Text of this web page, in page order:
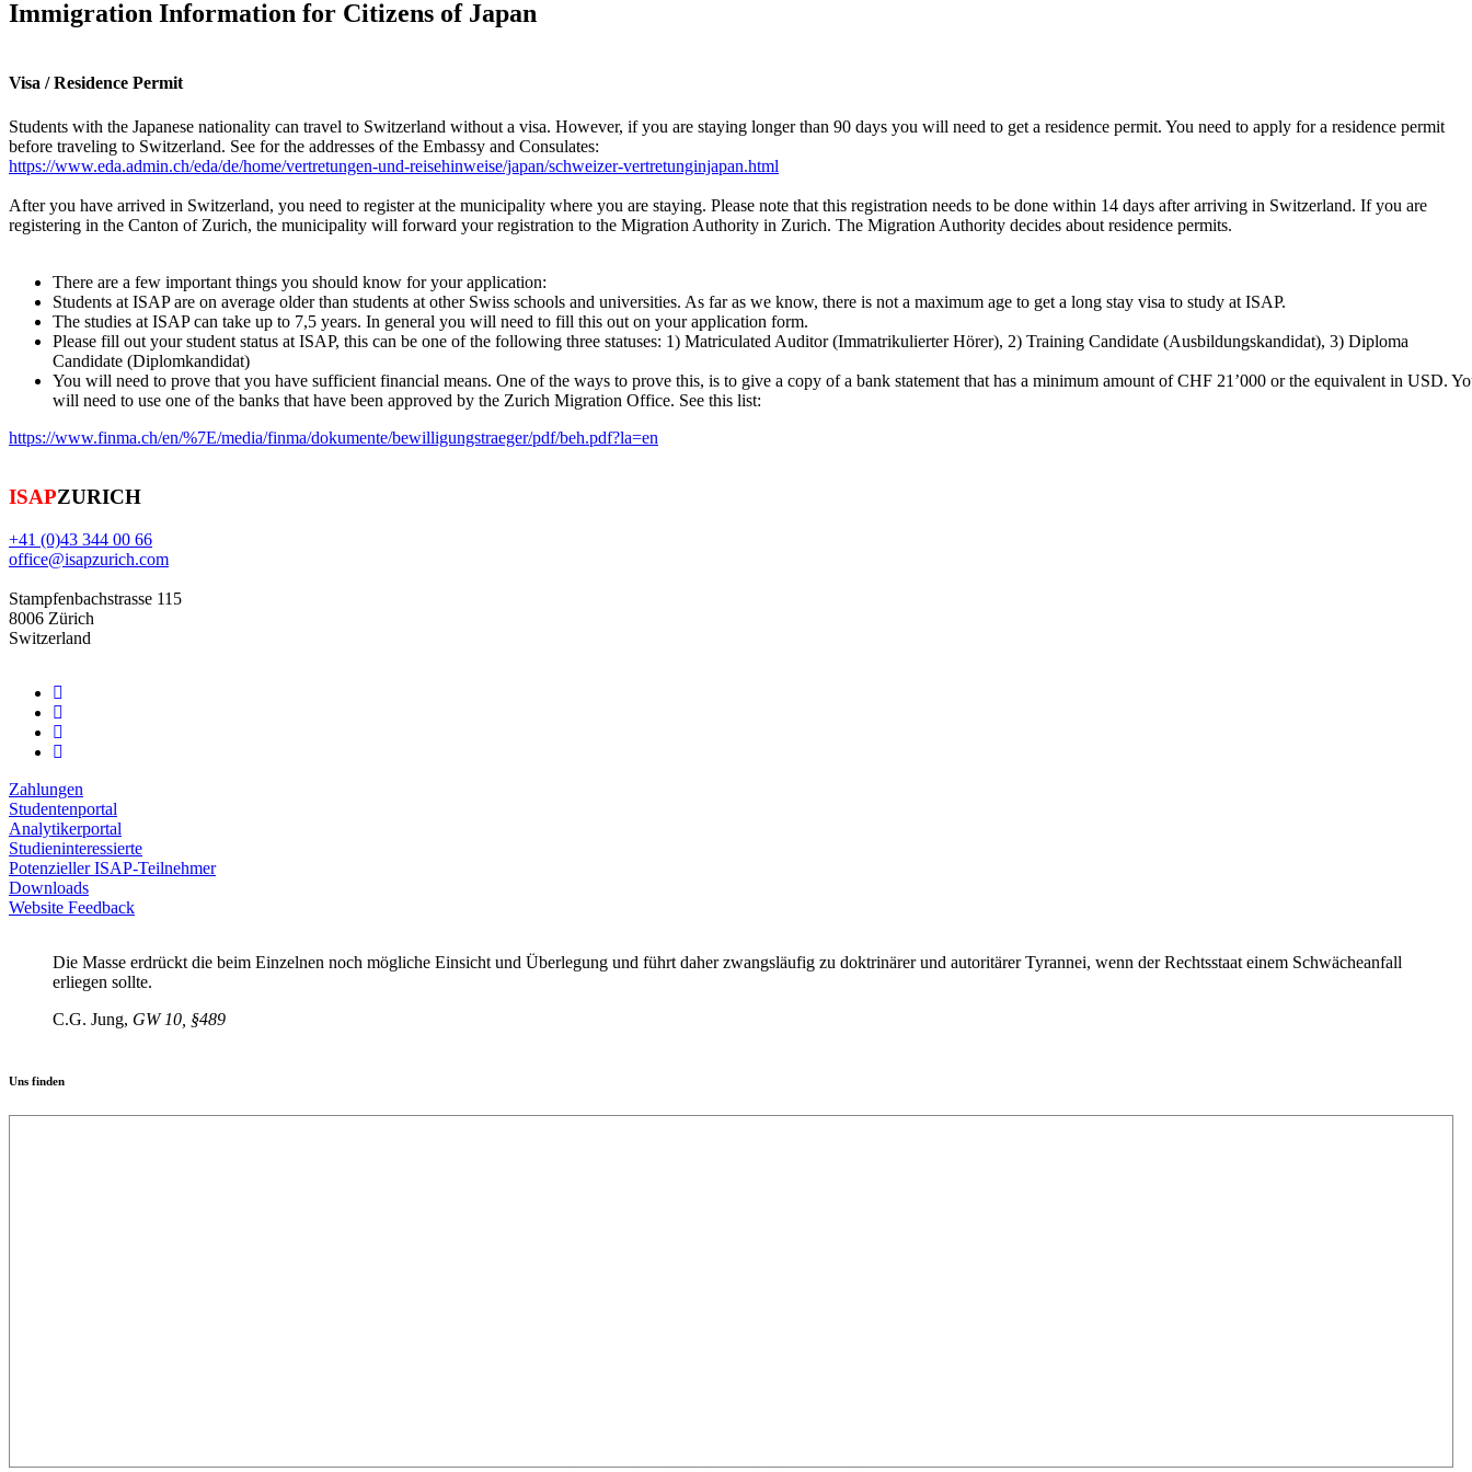
Immigration Information for Citizens of Japan
Visa / Residence Permit
Students with the Japanese nationality can travel to Switzerland without a visa. However, if you are staying longer than 90 days you will need to get a residence permit. You need to apply for a residence permit
before traveling to Switzerland. See for the addresses of the Embassy and Consulates:
https://www.eda.admin.ch/eda/de/home/vertretungen-und-reisehinweise/japan/schweizer-vertretunginjapan.html
After you have arrived in Switzerland, you need to register at the municipality where you are staying. Please note that this registration needs to be done within 14 days after arriving in Switzerland. If you are
registering in the Canton of Zurich, the municipality will forward your registration to the Migration Authority in Zurich. The Migration Authority decides about residence permits.
There are a few important things you should know for your application:
Students at ISAP are on average older than students at other Swiss schools and universities. As far as we know, there is not a maximum age to get a long stay visa to study at ISAP.
The studies at ISAP can take up to 7,5 years. In general you will need to fill this out on your application form.
Please fill out your student status at ISAP, this can be one of the following three statuses: 1) Matriculated Auditor (Immatrikulierter Hörer), 2) Training Candidate (Ausbildungskandidat), 3) Diploma
Candidate (Diplomkandidat)
You will need to prove that you have sufficient financial means. One of the ways to prove this, is to give a copy of a bank statement that has a minimum amount of CHF 21’000 or the equivalent in USD.
will need to use one of the banks that have been approved by the Zurich Migration Office. See this list:
https://www.finma.ch/en/%7E/media/finma/dokumente/bewilligungstraeger/pdf/beh.pdf?la=en
ISAPZURICH
+41 (0)43 344 00 66
office@isapzurich.com
Stampfenbachstrasse 115
8006 Zürich
Switzerland
Zahlungen
Studentenportal
Analytikerportal
Studieninteressierte
Potenzieller ISAP-Teilnehmer
Downloads
Website Feedback
Die Masse erdrückt die beim Einzelnen noch mögliche Einsicht und Überlegung und führt daher zwangsläufig zu doktrinärer und autoritärer Tyrannei, wenn der Rechtsstaat einem Schwächeanfall
erliegen sollte.
C.G. Jung, GW 10, §489
Uns finden